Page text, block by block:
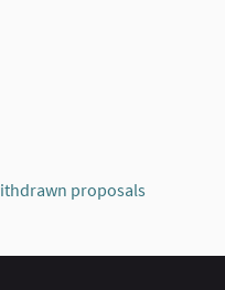
proposals